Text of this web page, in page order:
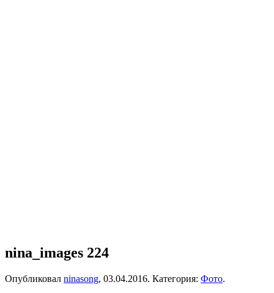
nina_images 224
Опубликовал ninasong, 03.04.2016. Категория: Фото.